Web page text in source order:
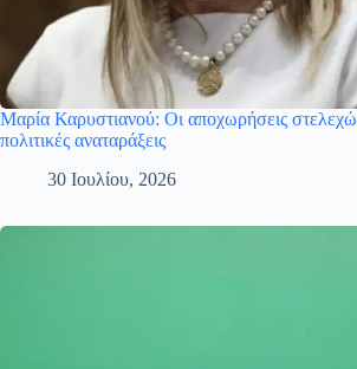
Μαρία Καρυστιανού: Οι αποχωρήσεις
πολιτικές αναταράξεις
30 Ιουλίου, 2026